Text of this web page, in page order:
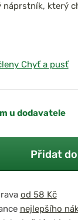
náprstník, který
Chyť a pusť
u dodavatele
Přidat
od 58 Kč
nejlepšího